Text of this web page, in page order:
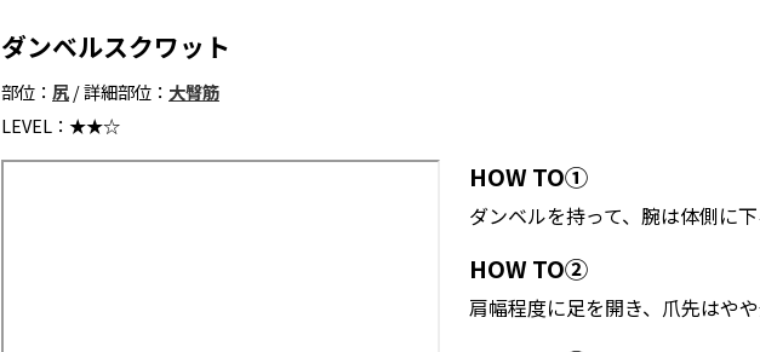
ダンベルスクワット
部位： 尻/ 詳細部位： 大臀筋
LEVEL： ★★☆
HOW TO①
ダンベルを持って、腕は体側に
HOW TO②
肩幅程度に足を開き、爪先はや